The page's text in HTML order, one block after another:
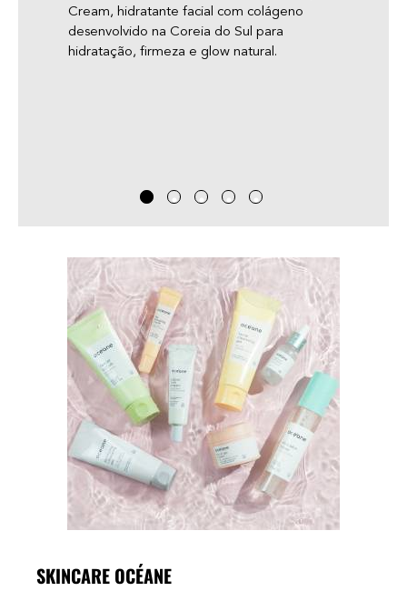
Cream, hidratante facial com colágeno
desenvolvido na Coreia do Sul para
hidratação, firmeza e glow natural.
SKINCARE OCÉANE